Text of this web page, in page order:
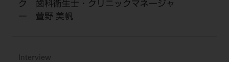
ク 歯科衛生士・クリニックマネージャ
ー 萱野 美帆
Interview